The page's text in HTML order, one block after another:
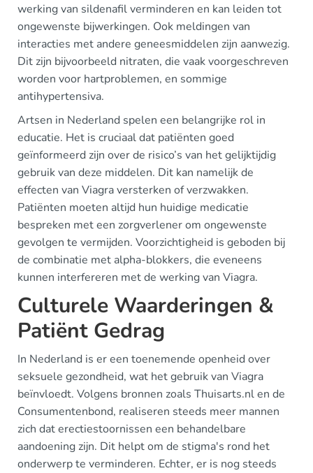
werking van sildenafil verminderen en kan leiden tot
ongewenste bijwerkingen. Ook meldingen van
interacties met andere geneesmiddelen zijn aanwezig.
Dit zijn bijvoorbeeld nitraten, die vaak voorgeschreven
worden voor hartproblemen, en sommige
antihypertensiva.
Artsen in Nederland spelen een belangrijke rol in
educatie. Het is cruciaal dat patiënten goed
geïnformeerd zijn over de risico’s van het gelijktijdig
gebruik van deze middelen. Dit kan namelijk de
effecten van Viagra versterken of verzwakken.
Patiënten moeten altijd hun huidige medicatie
bespreken met een zorgverlener om ongewenste
gevolgen te vermijden. Voorzichtigheid is geboden bij
de combinatie met alpha-blokkers, die eveneens
kunnen interfereren met de werking van Viagra.
Culturele Waarderingen &
Patiënt Gedrag
In Nederland is er een toenemende openheid over
seksuele gezondheid, wat het gebruik van Viagra
beïnvloedt. Volgens bronnen zoals Thuisarts.nl en de
Consumentenbond, realiseren steeds meer mannen
zich dat erectiestoornissen een behandelbare
aandoening zijn. Dit helpt om de stigma's rond het
onderwerp te verminderen. Echter, er is nog steeds